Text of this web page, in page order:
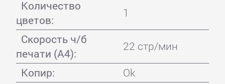
Количество
цветов:
1
Скорость ч/б
печати (А4):
22 стр/мин
Копир:
Ok